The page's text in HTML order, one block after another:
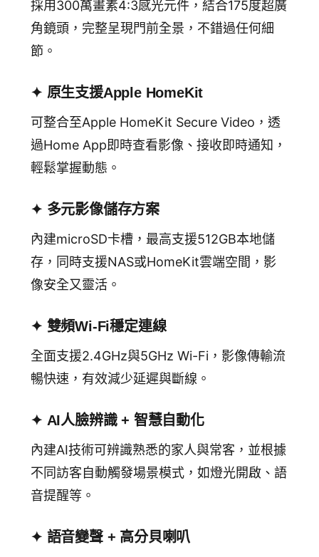
採用300萬畫素4:3感光元件，結合175度超廣
角鏡頭，完整呈現門前全景，不錯過任何細
節。
✦ 原生支援Apple HomeKit
可整合至Apple HomeKit Secure Video，透
過Home App即時查看影像、接收即時通知，
輕鬆掌握動態。
✦ 多元影像儲存方案
內建microSD卡槽，最高支援512GB本地儲
存，同時支援NAS或HomeKit雲端空間，影
像安全又靈活。
✦ 雙頻Wi-Fi穩定連線
全面支援2.4GHz與5GHz Wi-Fi，影像傳輸流
暢快速，有效減少延遲與斷線。
✦ AI人臉辨識 + 智慧自動化
內建AI技術可辨識熟悉的家人與常客，並根據
不同訪客自動觸發場景模式，如燈光開啟、語
音提醒等。
✦ 語音變聲 + 高分貝喇叭